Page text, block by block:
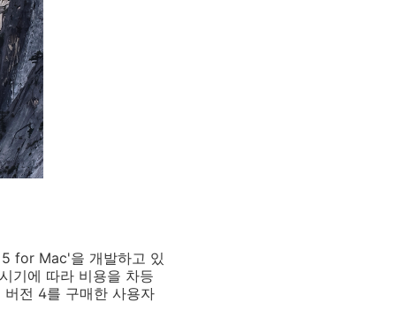
for Mac'을 개발하고 있
기에 따라 비용을 차등
전 4를 구매한 사용자